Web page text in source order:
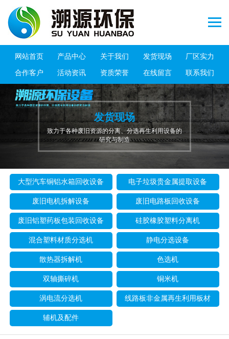
网站首页 产品中心 关于我们 发货现场
厂区实力
合作客户
活动资讯 资质荣誉 在线留言 联系我们
发货现场
致力于各种废旧资源的分离、分选再生利用设备的
研究与制造
大型汽车铜铝水箱回收设备 电子垃圾贵金属提取设备
废旧电机拆解设备 废旧电路板回收设备
废旧铝塑药板包装回收设备 硅胶橡胶塑料分离机
混合塑料材质分选机 静电分选设备
散热器拆解机 色选机
双轴撕碎机 铜米机
涡电流分选机 线路板非金属再生利用板材
辅机及配件